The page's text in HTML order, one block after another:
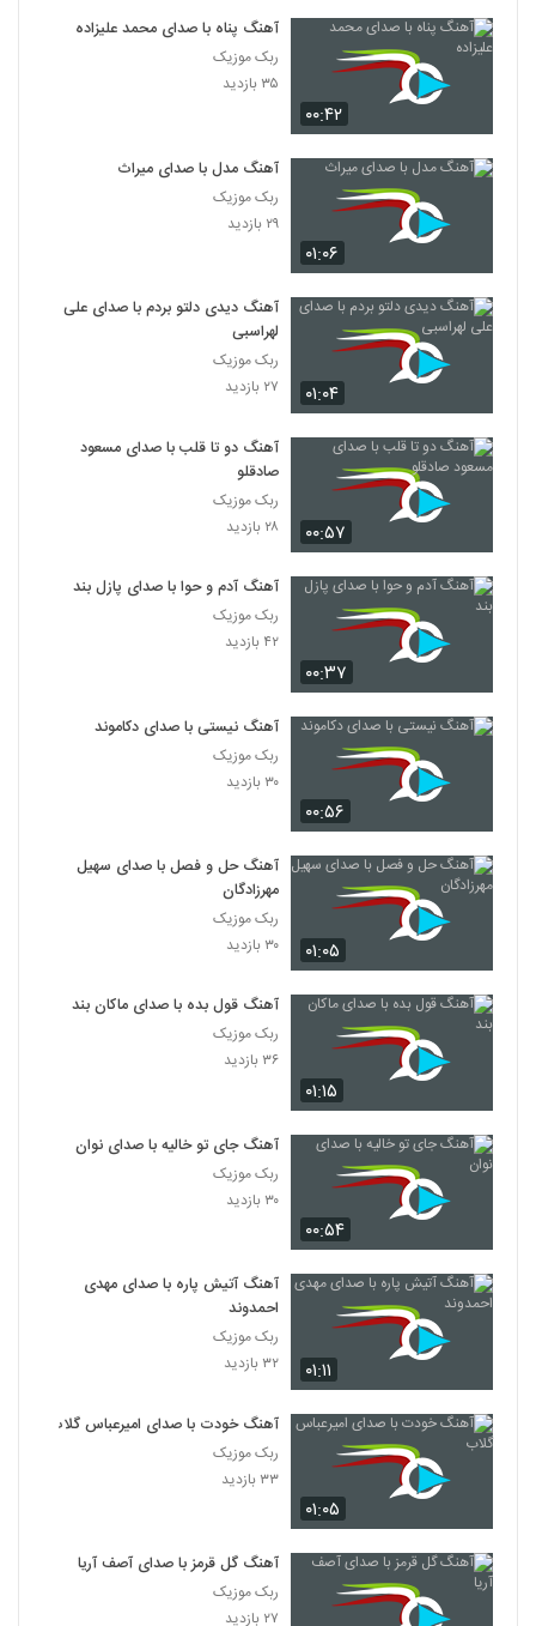
۰۰:۴۲
آهنگ پناه با صدای محمد علیزاده
ربک موزیک
۳۵ بازدید
۰۱:۰۶
آهنگ مدل با صدای میراث
ربک موزیک
۲۹ بازدید
۰۱:۰۴
آهنگ دیدی دلتو بردم با صدای علی
لهراسبی
ربک موزیک
۲۷ بازدید
۰۰:۵۷
آهنگ دو تا قلب با صدای مسعود
صادقلو
ربک موزیک
۲۸ بازدید
۰۰:۳۷
آهنگ آدم و حوا با صدای پازل بند
ربک موزیک
۴۲ بازدید
۰۰:۵۶
آهنگ نیستی با صدای دکاموند
ربک موزیک
۳۰ بازدید
۰۱:۰۵
آهنگ حل و فصل با صدای سهیل
مهرزادگان
ربک موزیک
۳۰ بازدید
۰۱:۱۵
آهنگ قول بده با صدای ماکان بند
ربک موزیک
۳۶ بازدید
۰۰:۵۴
آهنگ جای تو خالیه با صدای نوان
ربک موزیک
۳۰ بازدید
۰۱:۱۱
آهنگ آتیش پاره با صدای مهدی
احمدوند
ربک موزیک
۳۲ بازدید
۰۱:۰۵
آهنگ خودت با صدای امیرعباس گلاب
ربک موزیک
۳۳ بازدید
آهنگ گل قرمز با صدای آصف آریا
ربک موزیک
۲۷ بازدید